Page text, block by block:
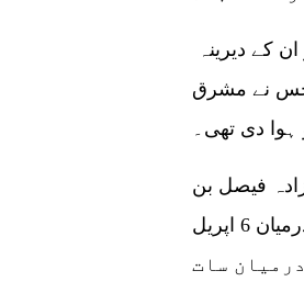
جس نے مشرق
دی تھی۔
فیصل بن
فرحان آل سعود اور ان کے ایرانی ہم منصب حسین امیر عبداللہیان کے درمیان 6 اپریل
درمیان سات